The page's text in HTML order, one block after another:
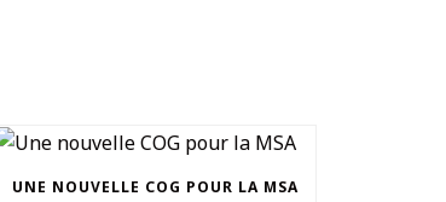
UNE NOUVELLE COG POUR LA MSA